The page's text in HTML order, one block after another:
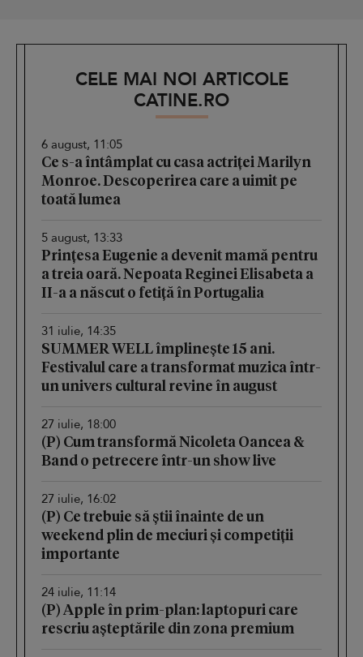
CELE MAI NOI ARTICOLE
CATINE.RO
6 august, 11:05
Ce s-a întâmplat cu casa actriței Marilyn
Monroe. Descoperirea care a uimit pe
toată lumea
5 august, 13:33
Prințesa Eugenie a devenit mamă pentru
a treia oară. Nepoata Reginei Elisabeta a
II-a a născut o fetiță în Portugalia
31 iulie, 14:35
SUMMER WELL împlinește 15 ani.
Festivalul care a transformat muzica într-
un univers cultural revine în august
27 iulie, 18:00
(P) Cum transformă Nicoleta Oancea &
Band o petrecere într-un show live
27 iulie, 16:02
(P) Ce trebuie să știi înainte de un
weekend plin de meciuri și competiții
importante
24 iulie, 11:14
(P) Apple în prim-plan: laptopuri care
rescriu așteptările din zona premium